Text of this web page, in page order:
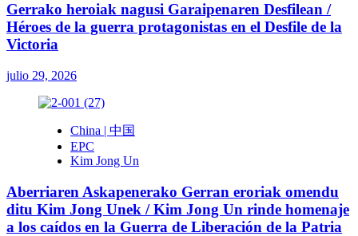
Gerrako heroiak nagusi Garaipenaren Desfilean /
Héroes de la guerra protagonistas en el Desfile de la
Victoria
julio 29, 2026
China | 中国
EPC
Kim Jong Un
Aberriaren Askapenerako Gerran eroriak omendu
ditu Kim Jong Unek / Kim Jong Un rinde homenaje
a los caídos en la Guerra de Liberación de la Patria